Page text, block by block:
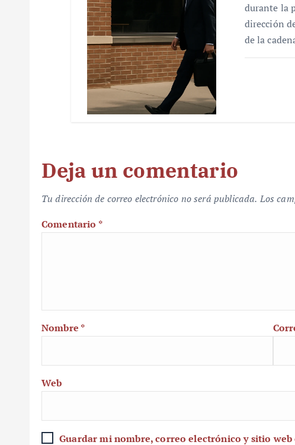
durante la
dirección
de la
Deja un comentario
Tu dirección de correo electrónico no será publicada. Los
Comentario *
Nombre *
Web
Guardar mi nombre, correo electrónico y sitio